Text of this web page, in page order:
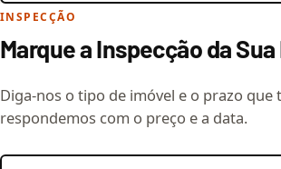
INSPECÇÃO
Marque a Inspecção da
Diga-nos o tipo de imóvel e o prazo que
respondemos com o preço e a data.